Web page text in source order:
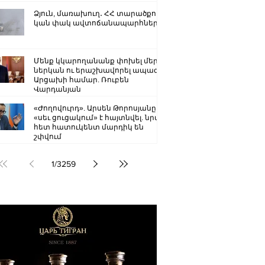
Ձյուն, մառախուղ․ ՀՀ տարածքում
կան փակ ավտոճանապարհներ
Մենք կկարողանանք փոխել մեր
ներկան ու երաշխավորել ապագա
Արցախի համար. Ռուբեն
Վարդանյան
«Ժողովուրդ». Արսեն Թորոսյանը
«սեւ ցուցակում» է հայտնվել. նրա
հետ հատուկենտ մարդիկ են
շփվում
1/3259